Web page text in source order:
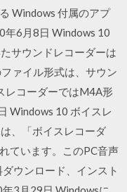
Windows 付属のアプ
年6月8日 Windows 10
サウンドレコーダーは
ァイル形式は、サウン
レコーダーではM4A形
Windows 10 ボイスレ
、「ボイスレコーダ
ています。このPC音声
ウンロード、インスト